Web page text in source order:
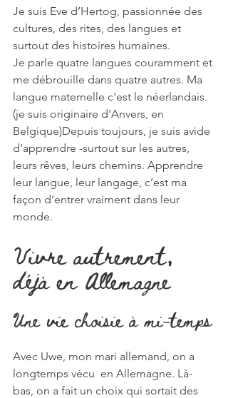
Je suis Eve d’Hertog, passionnée des
cultures, des rites, des langues et
surtout des histoires humaines.
Je parle quatre langues couramment et
me débrouille dans quatre autres. Ma
langue maternelle c'est le néerlandais.
(je suis originaire d'Anvers, en
Belgique)Depuis toujours, je suis avide
d’apprendre -surtout sur les autres,
leurs rêves, leurs chemins. Apprendre
leur langue, leur langage, c’est ma
façon d’entrer vraiment dans leur
monde.
Vivre autrement,
déjà en Allemagne
Une vie choisie à mi-temps
Avec Uwe, mon mari allemand, on a
longtemps vécu  en Allemagne. Là-
bas, on a fait un choix qui sortait des